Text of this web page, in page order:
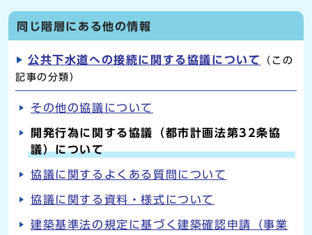
同じ階層にある他の情報
公共下水道への接続に関する協議について
（この
記事の分類）
その他の協議について
開発行為に関する協議（都市計画法第32条協
議）について
協議に関するよくある質問について
協議に関する資料・様式について
建築基準法の規定に基づく建築確認申請（事業